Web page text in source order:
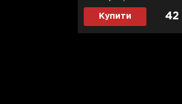
(M3)
Купити 42